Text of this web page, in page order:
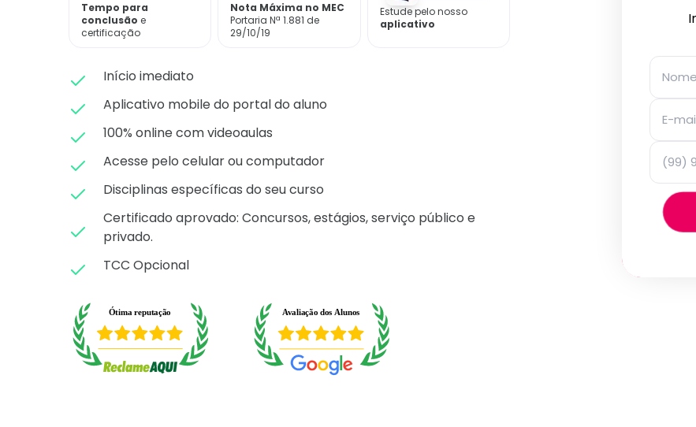
Tempo para
conclusão e
certificação
Nota Máxima no MEC
Portaria Nª 1.881 de
29/10/19
Estude pelo nosso
aplicativo
Início imediato
Aplicativo mobile do portal do aluno
100% online com videoaulas
Acesse pelo celular ou computador
Disciplinas específicas do seu curso
Certificado aprovado: Concursos, estágios, serviço público e
privado.
TCC Opcional